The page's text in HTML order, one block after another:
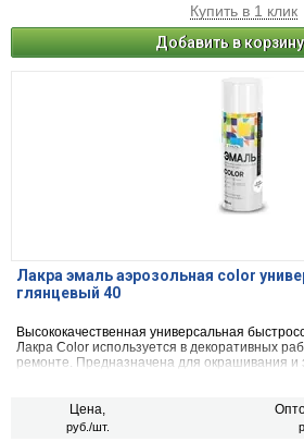
Купить в 1 клик
Добавить в корзину
Лакра эмаль аэрозольная color
глянцевый 40
Высококачественная универсальная
Лакра Color используется в декоративных
ремонте. Предназначена для окрашивания и
внутренних работ.
Цена,
руб./шт.